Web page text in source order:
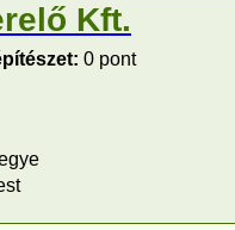
Kft.
0 pont